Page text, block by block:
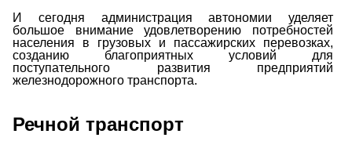
И сегодня администрация автономии уделяет
большое внимание удовлетворению потребностей
населения в грузовых и пассажирских перевозках,
созданию благоприятных условий для
поступательного развития предприятий
железнодорожного транспорта.
Речной транспорт